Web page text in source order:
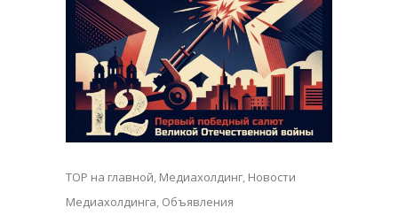
TOP на главной, Медиахолдинг, Новости
Медиахолдинга, Объявления